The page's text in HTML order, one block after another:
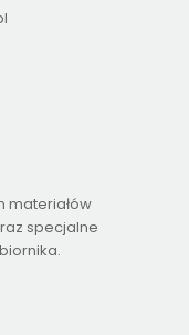
materiałów
specjalne